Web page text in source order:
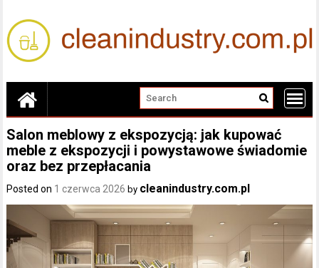
content
Salon meblowy z ekspozycją: jak kupować
meble z ekspozycji i powystawowe świadomie
oraz bez przepłacania
Posted on 1 czerwca 2026 by cleanindustry.com.pl